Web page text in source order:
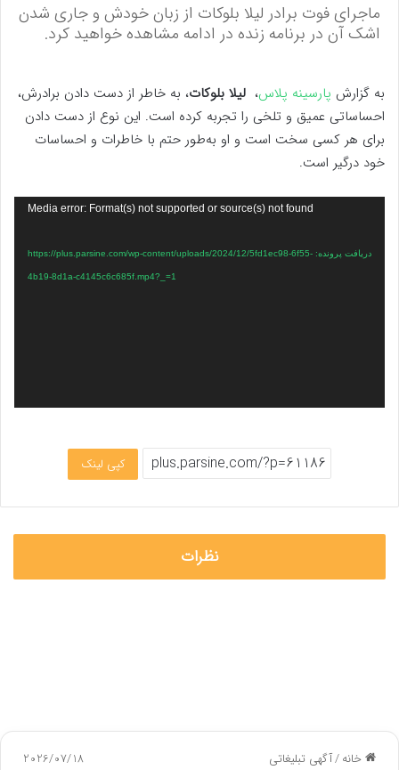
ماجرای فوت برادر لیلا بلوکات از زبان خودش و جاری شدن
اشک آن در برنامه زنده در ادامه مشاهده خواهید کرد.
به گزارش پارسینه پلاس، لیلا بلوکات، به خاطر از دست دادن برادرش،
احساساتی عمیق و تلخی را تجربه کرده است. این نوع از دست دادن
برای هر کسی سخت است و او به‌طور حتم با خاطرات و احساسات
خود درگیر است.
Media error: Format(s) not supported or source(s) not found
دریافت پرونده: https://plus.parsine.com/wp-content/uploads/2024/12/5fd1ec98-6f55-
4b19-8d1a-c4145c6c685f.mp4?_=1
کپی لینک
نظرات